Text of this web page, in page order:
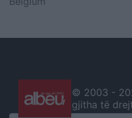
© 2003 -
gjitha të